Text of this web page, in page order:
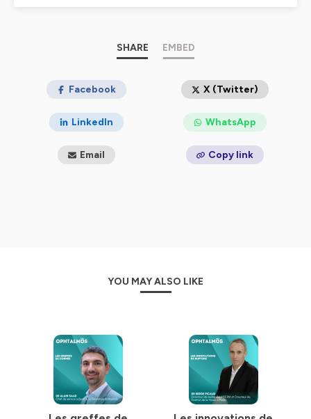
SHARE EMBED
Facebook X (Twitter)
LinkedIn WhatsApp
Email Copy link
YOU MAY ALSO LIKE